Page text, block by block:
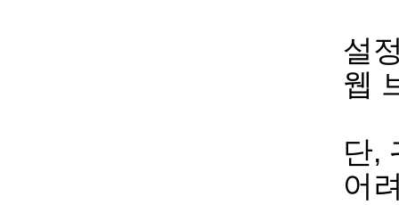
설
웹
단,
어